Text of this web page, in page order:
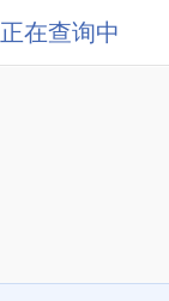
正在查询中